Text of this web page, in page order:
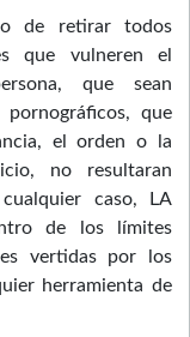
de retirar todos
que vulneren el
que sean
que
el orden o la
no resultaran
caso, LA
de los límites
vertidas por los
herramienta de